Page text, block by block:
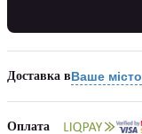
Доставка вВаше місто
Оплата